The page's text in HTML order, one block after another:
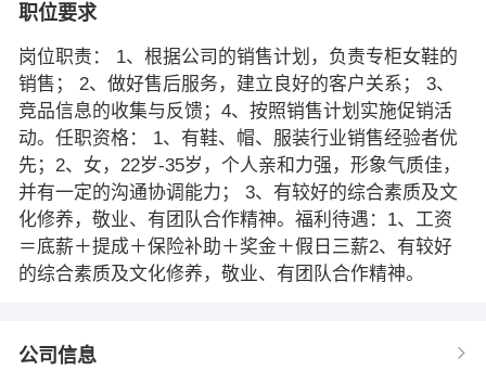
职位要求
岗位职责： 1、根据公司的销售计划，负责专柜女鞋的
销售； 2、做好售后服务，建立良好的客户关系； 3、
竞品信息的收集与反馈；4、按照销售计划实施促销活
动。任职资格： 1、有鞋、帽、服装行业销售经验者优
先；2、女，22岁-35岁，个人亲和力强，形象气质佳，
并有一定的沟通协调能力； 3、有较好的综合素质及文
化修养，敬业、有团队合作精神。福利待遇：1、工资
＝底薪＋提成＋保险补助＋奖金＋假日三薪2、有较好
的综合素质及文化修养，敬业、有团队合作精神。
公司信息